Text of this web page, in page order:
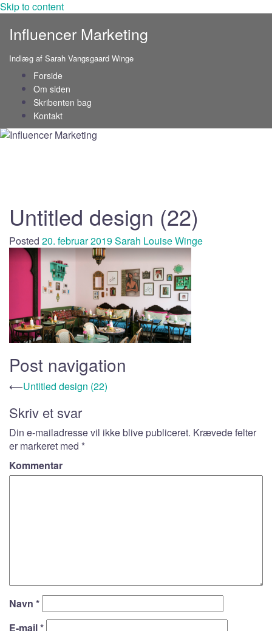
Skip to content
Influencer Marketing
Indlæg af Sarah Vangsgaard Winge
Forside
Om siden
Skribenten bag
Kontakt
Untitled design (22)
Posted 20. februar 2019Sarah Louise Winge
Post navigation
⟵Untitled design (22)
Skriv et svar
Din e-mailadresse vil ikke blive publiceret. Krævede felter
er markeret med *
Kommentar
Navn *
E-mail*